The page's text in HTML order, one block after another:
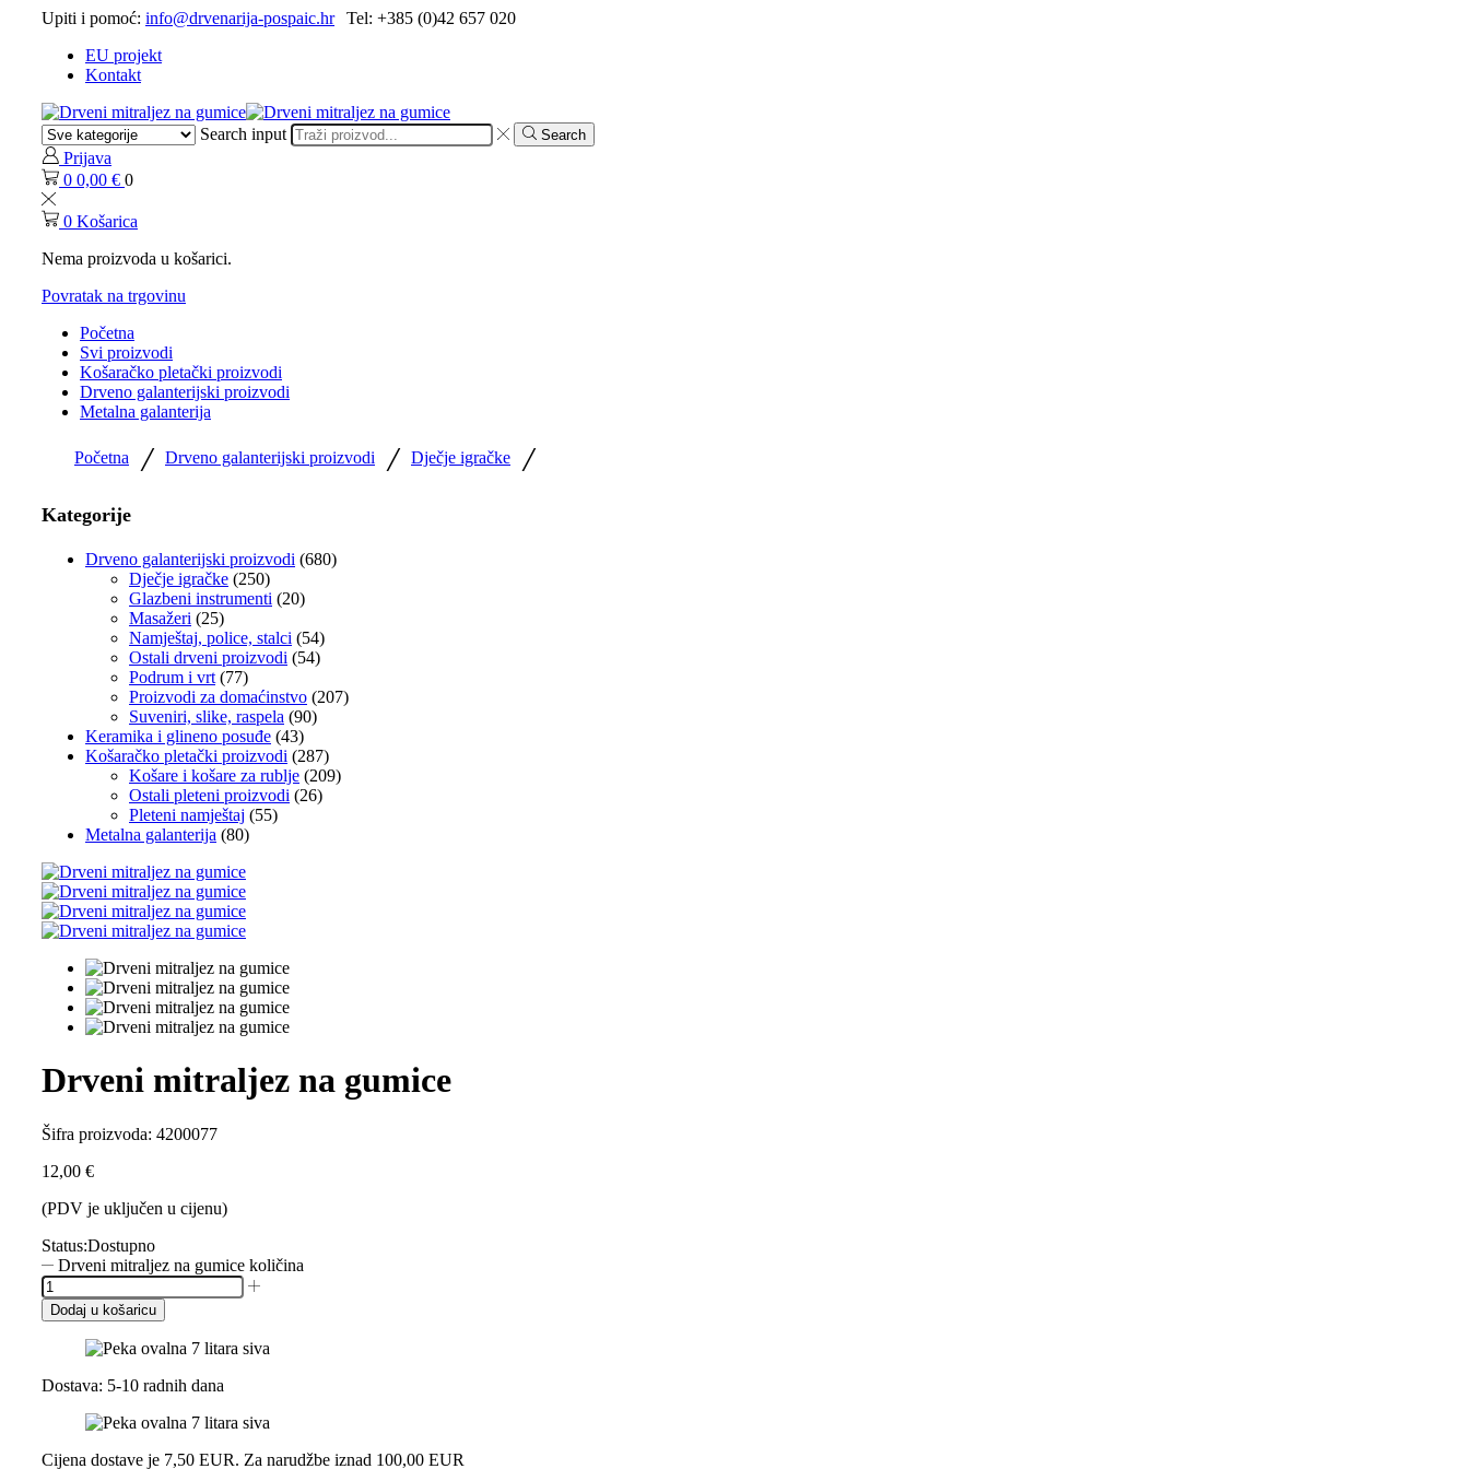
Upiti i pomoć: info@drvenarija-pospaic.hr
Tel: +385 (0)42 657 020
EU projekt
Kontakt
Search input Search
Prijava
0 0,00 € 0
0 Košarica
Nema proizvoda u košarici.
Povratak na trgovinu
Početna
Svi proizvodi
Košaračko pletački proizvodi
Drveno galanterijski proizvodi
Metalna galanterija
Početna / Drveno galanterijski proizvodi / Dječje igračke /
Kategorije
Drveno galanterijski proizvodi (680)
Dječje igračke (250)
Glazbeni instrumenti (20)
Masažeri (25)
Namještaj, police, stalci (54)
Ostali drveni proizvodi (54)
Podrum i vrt (77)
Proizvodi za domaćinstvo (207)
Suveniri, slike, raspela (90)
Keramika i glineno posuđe (43)
Košaračko pletački proizvodi (287)
Košare i košare za rublje (209)
Ostali pleteni proizvodi (26)
Pleteni namještaj (55)
Metalna galanterija (80)
Drveni mitraljez na gumice
Šifra proizvoda: 4200077
12,00 €
(PDV je uključen u cijenu)
Status:Dostupno
Drveni mitraljez na gumice količina
Dodaj u košaricu
Dostava: 5-10 radnih dana
Cijena dostave je 7,50 EUR. Za narudžbe iznad 100,00 EUR